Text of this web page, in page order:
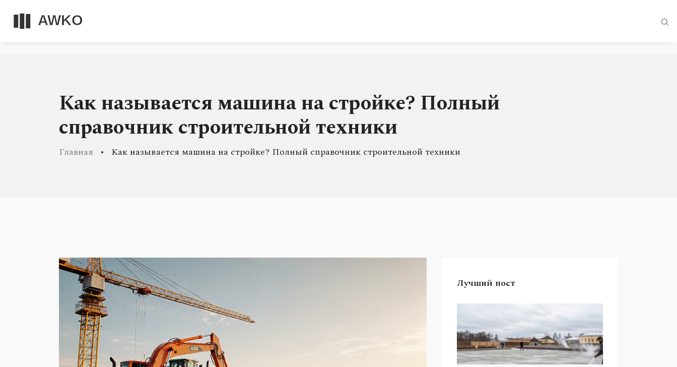
Как называется машина на стройке? Полный
справочник строительной техники
Главная Как называется машина на стройке? Полный справочник строительной техники
Лучший пост